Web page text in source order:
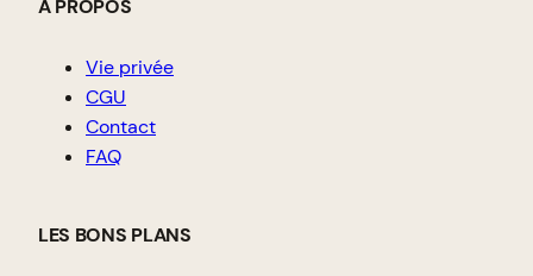
À PROPOS
Vie privée
CGU
Contact
FAQ
LES BONS PLANS